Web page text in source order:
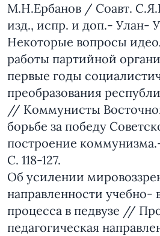
М.Н.Ербанов / Соавт.
изд., испр. и доп.- Улан-
Некоторые вопросы
работы партийной
первые годы
преобразования
// Коммунисты
борьбе за победу
построение
С. 118-127.
Об усилении
направленности учебно-
процесса в педвузе //
педагогическая